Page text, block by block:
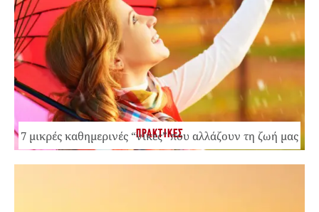
ΠΡΑΚΤΙΚΕΣ
7 μικρές καθημερινές “νίκες” που αλλάζουν τη ζωή μας